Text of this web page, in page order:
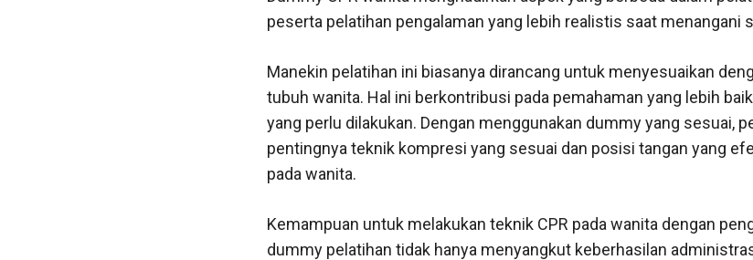
peserta pelatihan pengalaman yang lebih realistis saat menangani
Manekin pelatihan ini biasanya dirancang untuk menyesuaikan
tubuh wanita. Hal ini berkontribusi pada pemahaman yang lebih
yang perlu dilakukan. Dengan menggunakan dummy yang sesuai,
pentingnya teknik kompresi yang sesuai dan posisi tangan yang
pada wanita.
Kemampuan untuk melakukan teknik CPR pada wanita dengan
dummy pelatihan tidak hanya menyangkut keberhasilan